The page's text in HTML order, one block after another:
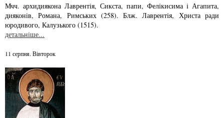
Мчч. архидиякона Лаврентiя, Сикста, папи, Фелiкисима i Агапита,
дияконiв, Ро­­мана, Римських (258). Блж. Лаврентiя, Христа ради
юродивого, Калузького (1515).
детальніше...
11 серпня. Вівторок